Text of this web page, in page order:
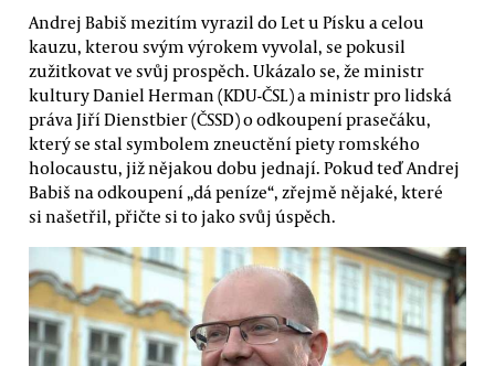
Andrej Babiš mezitím vyrazil do Let u Písku a celou
kauzu, kterou svým výrokem vyvolal, se pokusil
zužitkovat ve svůj prospěch. Ukázalo se, že ministr
kultury Daniel Herman (KDU-ČSL) a ministr pro lidská
práva Jiří Dienstbier (ČSSD) o odkoupení prasečáku,
který se stal symbolem zneuctění piety romského
holocaustu, již nějakou dobu jednají. Pokud teď Andrej
Babiš na odkoupení „dá peníze“, zřejmě nějaké, které
si našetřil, přičte si to jako svůj úspěch.